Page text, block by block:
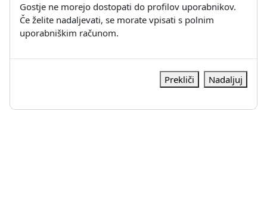
Gostje ne morejo dostopati do profilov uporabnikov.
Če želite nadaljevati, se morate vpisati s polnim
uporabniškim računom.
Prekliči Nadaljuj